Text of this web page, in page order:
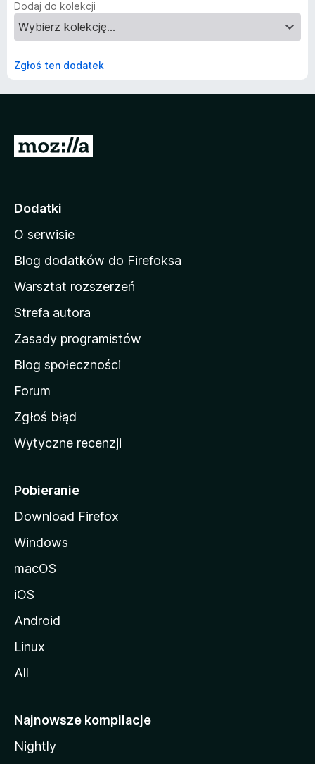
Dodaj do kolekcji
Zgłoś ten dodatek
S
o
a
d
m
o
w
M
o
z
l
i
Dodatki
O serwisie
Blog dodatków do Firefoksa
Warsztat rozszerzeń
Strefa autora
Zasady programistów
Blog społeczności
Forum
Zgłoś błąd
Wytyczne recenzji
Pobieranie
Download Firefox
Windows
macOS
iOS
Android
Linux
All
Najnowsze kompilacje
Nightly